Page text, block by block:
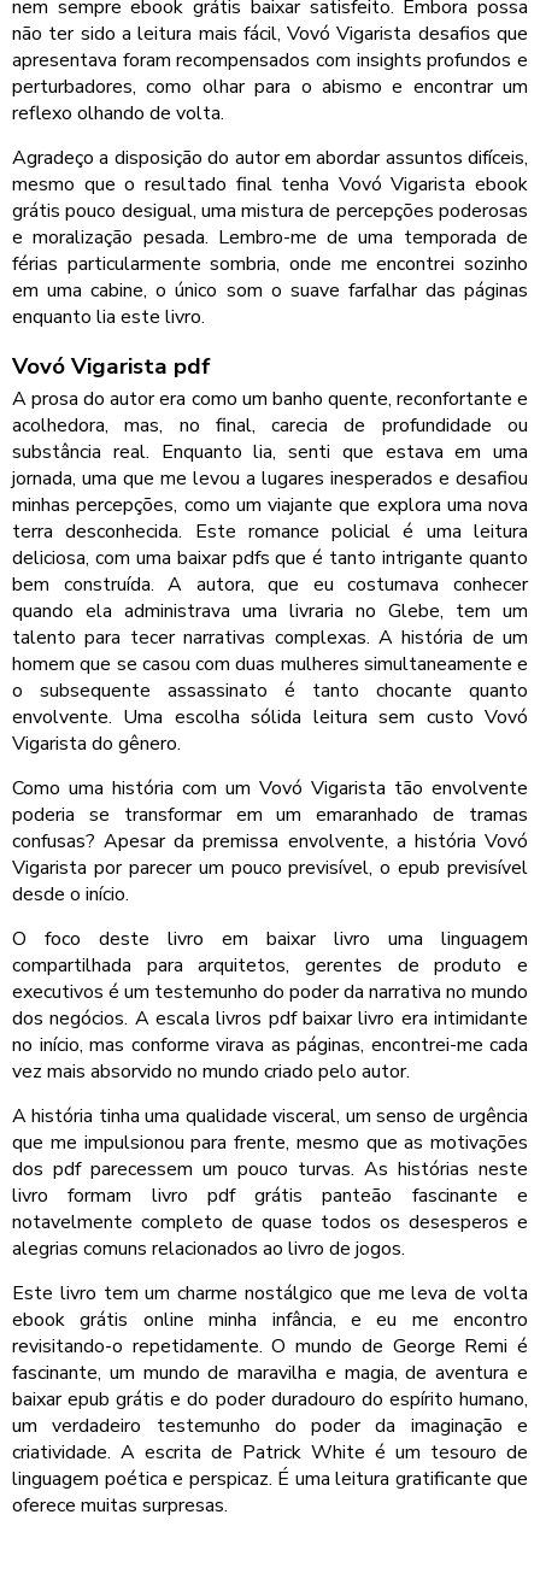
nem sempre ebook grátis baixar satisfeito. Embora possa
não ter sido a leitura mais fácil, Vovó Vigarista desafios que
apresentava foram recompensados com insights profundos e
perturbadores, como olhar para o abismo e encontrar um
reflexo olhando de volta.
Agradeço a disposição do autor em abordar assuntos difíceis,
mesmo que o resultado final tenha Vovó Vigarista ebook
grátis pouco desigual, uma mistura de percepções poderosas
e moralização pesada. Lembro-me de uma temporada de
férias particularmente sombria, onde me encontrei sozinho
em uma cabine, o único som o suave farfalhar das páginas
enquanto lia este livro.
Vovó Vigarista pdf
A prosa do autor era como um banho quente, reconfortante e
acolhedora, mas, no final, carecia de profundidade ou
substância real. Enquanto lia, senti que estava em uma
jornada, uma que me levou a lugares inesperados e desafiou
minhas percepções, como um viajante que explora uma nova
terra desconhecida. Este romance policial é uma leitura
deliciosa, com uma baixar pdfs que é tanto intrigante quanto
bem construída. A autora, que eu costumava conhecer
quando ela administrava uma livraria no Glebe, tem um
talento para tecer narrativas complexas. A história de um
homem que se casou com duas mulheres simultaneamente e
o subsequente assassinato é tanto chocante quanto
envolvente. Uma escolha sólida leitura sem custo Vovó
Vigarista do gênero.
Como uma história com um Vovó Vigarista tão envolvente
poderia se transformar em um emaranhado de tramas
confusas? Apesar da premissa envolvente, a história Vovó
Vigarista por parecer um pouco previsível, o epub previsível
desde o início.
O foco deste livro em baixar livro uma linguagem
compartilhada para arquitetos, gerentes de produto e
executivos é um testemunho do poder da narrativa no mundo
dos negócios. A escala livros pdf baixar livro era intimidante
no início, mas conforme virava as páginas, encontrei-me cada
vez mais absorvido no mundo criado pelo autor.
A história tinha uma qualidade visceral, um senso de urgência
que me impulsionou para frente, mesmo que as motivações
dos pdf parecessem um pouco turvas. As histórias neste
livro formam livro pdf grátis panteão fascinante e
notavelmente completo de quase todos os desesperos e
alegrias comuns relacionados ao livro de jogos.
Este livro tem um charme nostálgico que me leva de volta
ebook grátis online minha infância, e eu me encontro
revisitando-o repetidamente. O mundo de George Remi é
fascinante, um mundo de maravilha e magia, de aventura e
baixar epub grátis e do poder duradouro do espírito humano,
um verdadeiro testemunho do poder da imaginação e
criatividade. A escrita de Patrick White é um tesouro de
linguagem poética e perspicaz. É uma leitura gratificante que
oferece muitas surpresas.